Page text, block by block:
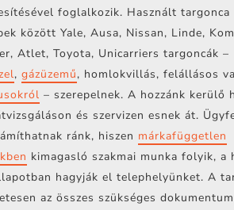
foglalkozik. Használt targonca
között Yale, Ausa, Nissan, Linde,
Atlet, Toyota, Unicarriers targoncák –
, gázüzemű, homlokvillás, felállásos
– szerepelnek. A hozzánk kerülő
és szervizen esnek át.
ránk, hiszen márkafüggetlen
kimagasló szakmai munka folyik, a
hagyják el telephelyünket. A
az összes szükséges